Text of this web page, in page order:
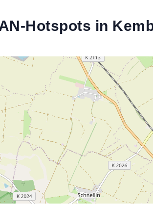
Hotspots in